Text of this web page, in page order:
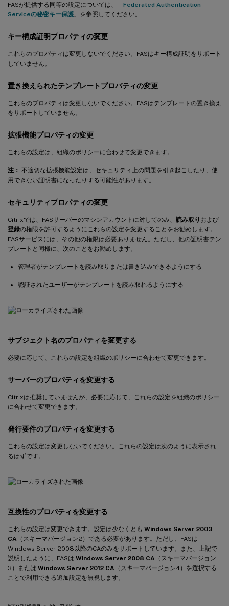
FASが提供する同等の設定については、「Federated Authentication
Serviceの秘密キー保護 」を参照してください。
キー構成証明プロパティの変更
これらのプロパティは変更しないでください。FASはキー構成証明をサポート
していません。
置き換えられたテンプレートプロパティの変更
これらのプロパティは変更しないでください。FASはテンプレートの置き換え
をサポートしていません。
拡張機能プロパティの変更
これらの設定は、組織のポリシーに合わせて変更できます。
注： 不適切な拡張機能設定は、セキュリティ上の問題を引き起こしたり、使
用できない証明書になったりする可能性があります。
セキュリティプロパティの変更
Citrixでは、FASサーバーのマシンアカウントに対してのみ、 読み取り および
登録の権限を許可するようにこれらの設定を変更することをお勧めします。
FASサービスには、その他の権限は必要ありません。ただし、他の証明書テン
プレートと同様に、次のことをお勧めします。
管理者がテンプレートを読み取りまたは書き込みできるようにする
認証されたユーザーがテンプレートを読み取れるようにする
サブジェクト名のプロパティを変更する
必要に応じて、これらの設定を組織のポリシーに合わせて変更できます。
サーバーのプロパティを変更する
Citrixは推奨していませんが、必要に応じて、これらの設定を組織のポリシー
に合わせて変更できます。
発行要件のプロパティを変更する
これらの設定は変更しないでください。これらの設定は次のように表示され
るはずです。
互換性のプロパティを変更する
これらの設定は変更できます。設定は少なくとも Windows Server 2003
CA （スキーマバージョン2）である必要があります。ただし、FASは
Windows Server 2008以降のCAのみをサポートしています。また、上記で
説明したように、FASは Windows Server 2008 CA （スキーマバージョン
3）または Windows Server 2012 CA （スキーマバージョン4）を選択する
ことで利用できる追加設定を無視します。